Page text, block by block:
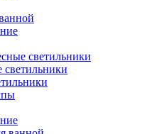
светильники
светильники